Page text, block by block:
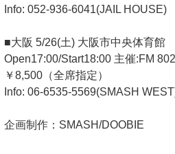
Info: 052-936-6041(JAIL HOUSE)
■大阪 5/26(土) 大阪市中央体育館
Open17:00/Start18:00 主催:FM 802
￥8,500（全席指定）
Info: 06-6535-5569(SMASH
企画制作：SMASH/DOOBIE